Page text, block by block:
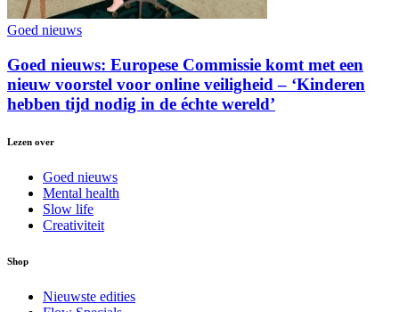
Goed nieuws
Goed nieuws: Europese Commissie komt met een
nieuw voorstel voor online veiligheid – ‘Kinderen
hebben tijd nodig in de échte wereld’
Lezen over
Goed nieuws
Mental health
Slow life
Creativiteit
Shop
Nieuwste edities